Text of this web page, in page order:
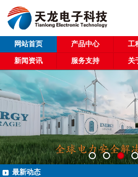
网站首页 产品中心 工
新闻资讯 服务支持 关
最新动态